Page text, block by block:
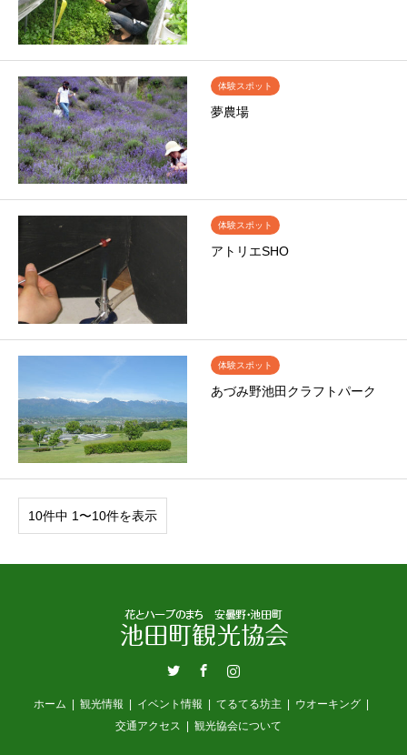
体験スポット
夢農場
体験スポット
アトリエSHO
体験スポット
あづみ野池田クラフトパーク
10件中 1〜10件を表示
ホーム 観光情報 イベント情報 てるてる坊主
ウオーキング
交通アクセス
観光協会について